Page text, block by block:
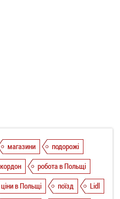
магазини
подорожі
кордон
робота в Польщі
ціни в Польщі поїзд
Lidl